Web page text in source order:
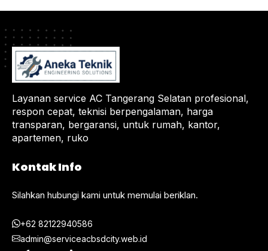
Layanan service AC Tangerang Selatan profesional,
respon cepat, teknisi berpengalaman, harga
transparan, bergaransi, untuk rumah, kantor,
apartemen, ruko
Kontak Info
Silahkan hubungi kami untuk memulai beriklan.
+62 82122940586
admin@serviceacbsdcity.web.id